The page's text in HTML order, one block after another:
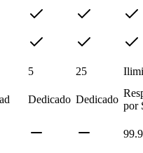
5 25
Dedicado Dedicado
por